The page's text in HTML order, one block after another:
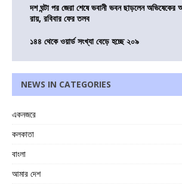
দশ ঘন্টা পর জেরা শেষে ভবানী ভবন ছাড়লেন
রায়, রবিবার ফের তলব
১৪৪ থেকে ওয়ার্ড সংখ্যা বেড়ে হচ্ছে ২০৯
NEWS IN CATEGORIES
একনজরে
কলকাতা
বাংলা
আমার দেশ